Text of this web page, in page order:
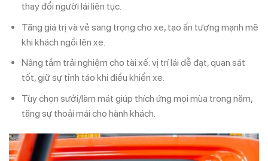
thay đổi người lái liên tục.
Tăng giá trị và vẻ sang trọng cho xe, tạo ấn tượng mạnh mẽ
khi khách ngồi lên xe.
Nâng tầm trải nghiệm cho tài xế: vị trí lái dễ đạt, quan sát
tốt, giữ sự tỉnh táo khi điều khiển xe.
Tùy chọn sưởi/làm mát giúp thích ứng mọi mùa trong năm,
tăng sự thoải mái cho hành khách.